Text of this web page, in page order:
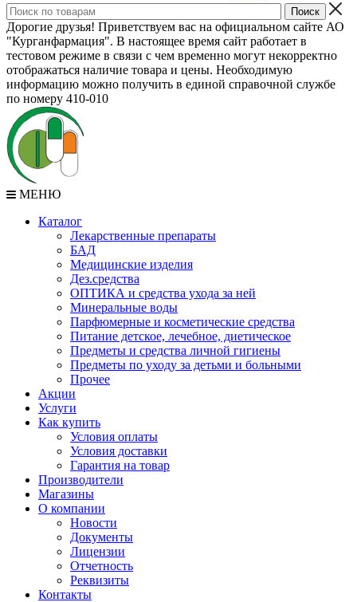
Дорогие друзья! Приветствуем вас на официальном сайте АО
"Курганфармация". В настоящее время сайт работает в
тестовом режиме в связи с чем временно могут некорректно
отображаться наличие товара и цены. Необходимую
информацию можно получить в единой справочной службе
по номеру 410-010
МЕНЮ
Каталог
Лекарственные препараты
БАД
Медицинские изделия
Дез.средства
ОПТИКА и средства ухода за ней
Минеральные воды
Парфюмерные и косметические средства
Питание детское, лечебное, диетическое
Предметы и средства личной гигиены
Предметы по уходу за детьми и больными
Прочее
Акции
Услуги
Как купить
Условия оплаты
Условия доставки
Гарантия на товар
Производители
Магазины
О компании
Новости
Документы
Лицензии
Отчетность
Реквизиты
Контакты